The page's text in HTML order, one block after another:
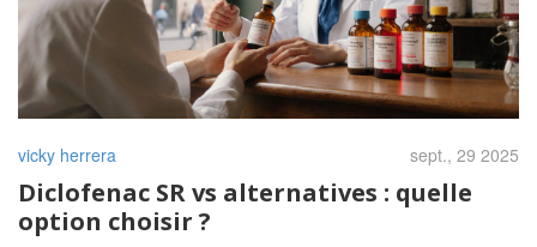
vicky herrera sept., 29 2025
Diclofenac SR vs alternatives : quelle
option choisir ?